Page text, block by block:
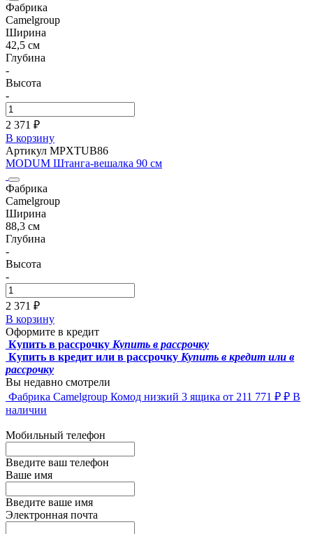
Фабрика
Camelgroup
Ширина
42,5 см
Глубина
-
Высота
-
2 371 ₽
В корзину
Артикул MPXTUB86
MODUM Штанга-вешалка 90 см
Фабрика
Camelgroup
Ширина
88,3 см
Глубина
-
Высота
-
2 371 ₽
В корзину
Оформите в кредит
Купить в рассрочку Купить в рассрочку
Купить в кредит или в рассрочку Купить в кредит или в
рассрочку
Вы недавно смотрели
Фабрика Camelgroup Комод низкий 3 ящика от 211 771 ₽ ₽ В
наличии
Мобильный телефон
Введите ваш телефон
Ваше имя
Введите ваше имя
Электронная почта